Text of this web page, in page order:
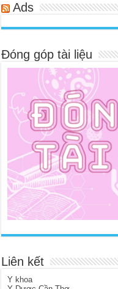
Ads
Đóng góp tài liệu
Liên kết
Y khoa